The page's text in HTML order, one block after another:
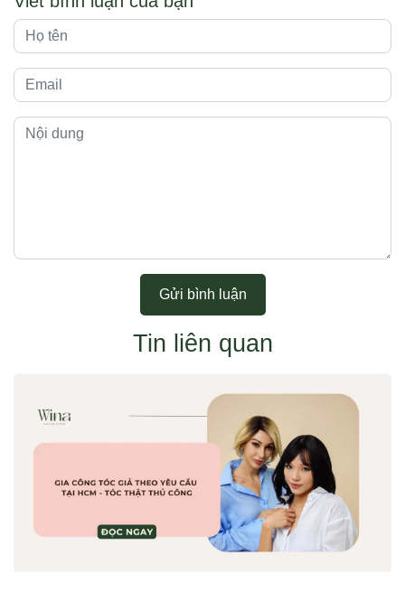
Gửi bình luận
Tin liên quan